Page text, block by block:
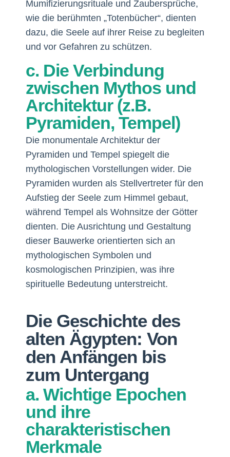
Mumifizierungsrituale und Zaubersprüche,
wie die berühmten „Totenbücher“, dienten
dazu, die Seele auf ihrer Reise zu begleiten
und vor Gefahren zu schützen.
c. Die Verbindung
zwischen Mythos und
Architektur (z.B.
Pyramiden, Tempel)
Die monumentale Architektur der
Pyramiden und Tempel spiegelt die
mythologischen Vorstellungen wider. Die
Pyramiden wurden als Stellvertreter für den
Aufstieg der Seele zum Himmel gebaut,
während Tempel als Wohnsitze der Götter
dienten. Die Ausrichtung und Gestaltung
dieser Bauwerke orientierten sich an
mythologischen Symbolen und
kosmologischen Prinzipien, was ihre
spirituelle Bedeutung unterstreicht.
Die Geschichte des
alten Ägypten: Von
den Anfängen bis
zum Untergang
a. Wichtige Epochen
und ihre
charakteristischen
Merkmale